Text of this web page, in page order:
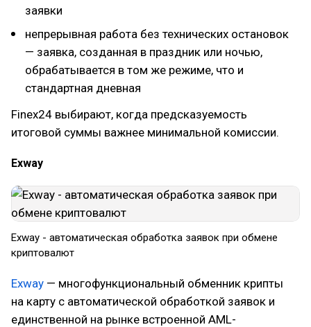
заявки
непрерывная работа без технических остановок
— заявка, созданная в праздник или ночью,
обрабатывается в том же режиме, что и
стандартная дневная
Finex24 выбирают, когда предсказуемость
итоговой суммы важнее минимальной комиссии.
Exway
Exway - автоматическая обработка заявок при обмене
криптовалют
Exway — многофункциональный обменник крипты
на карту с автоматической обработкой заявок и
единственной на рынке встроенной AML-